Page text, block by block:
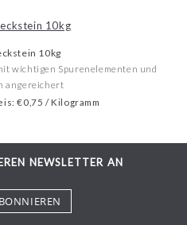
10kg
wichtigen Spurenele­menten und
angereichert
€0,75 / Kilogramm
NEWSLETTER AN